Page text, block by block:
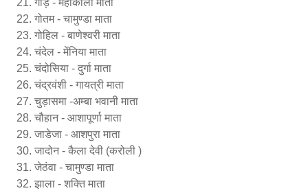
गोंड़ - महाकाली माता
गोतम - चामुण्डा माता
गोहिल - बाणेश्वरी माता
चंदेल - मेंनिया माता
चंदोसिया - दुर्गा माता
चंद्रवंशी - गायत्री माता
चुड़ासमा -अम्बा भवानी माता
चौहान - आशापूर्णा माता
जाडेजा - आशपुरा माता
जादोन - कैला देवी (करोली )
जेठंवा - चामुण्डा माता
झाला - शक्ति माता